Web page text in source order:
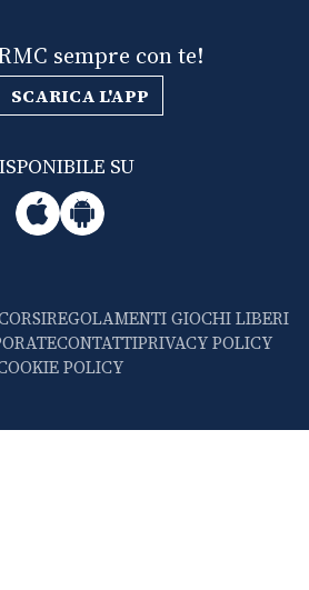
sempre con te!
SCARICA L'APP
SU
REGOLAMENTI GIOCHI LIBERI
CONTATTIPRIVACY POLICY
POLICY